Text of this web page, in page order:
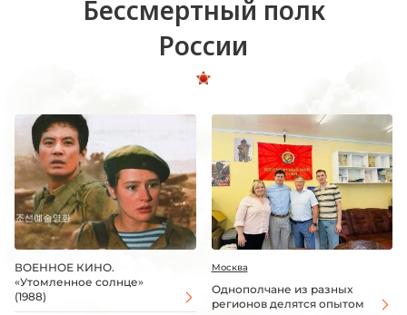
Бессмертный полк
России
ВОЕННОЕ КИНО.
«Утомленное солнце»
(1988)
Москва
Однополчане из разных
регионов делятся опытом